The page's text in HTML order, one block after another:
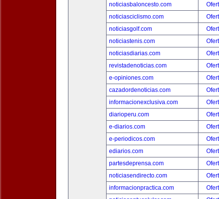
noticiasbaloncesto.com
noticiasciclismo.com
noticiasgolf.com
noticiastenis.com
noticiasdiarias.com
revistadenoticias.com
e-opiniones.com
cazadordenoticias.com
informacionexclusiva.com
diarioperu.com
e-diarios.com
e-periodicos.com
ediarios.com
partesdeprensa.com
noticiasendirecto.com
informacionpractica.com